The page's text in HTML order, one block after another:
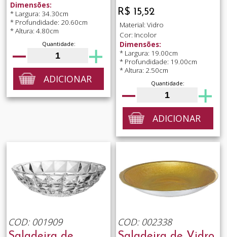
Dimensões:
* Largura: 34.30cm
* Profundidade: 20.60cm
* Altura: 4.80cm
Quantidade:
ADICIONAR
R$ 15,52
Material: Vidro
Cor: Incolor
Dimensões:
* Largura: 19.00cm
* Profundidade: 19.00cm
* Altura: 2.50cm
Quantidade:
ADICIONAR
COD: 001909 COD: 002338